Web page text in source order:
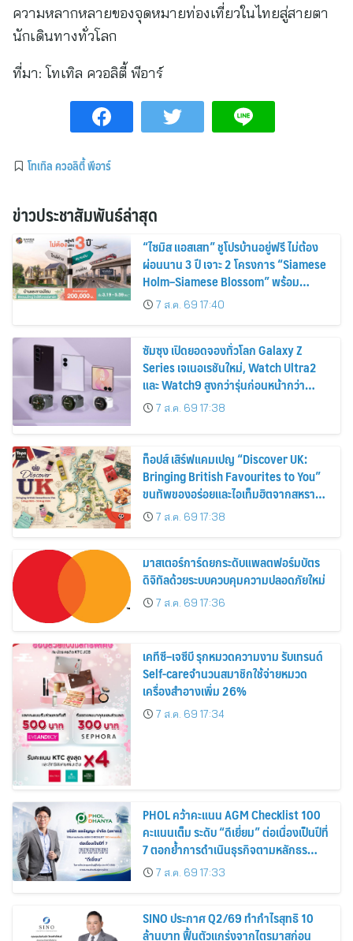
ความหลากหลายของจุดหมายท่องเที่ยวในไทยสู่สายตา
นักเดินทางทั่วโลก
ที่มา: โทเทิล ควอลิตี้ พีอาร์
โทเทิล ควอลิตี้ พีอาร์
ข่าวประชาสัมพันธ์ล่าสุด
“ไซมิส แอสเสท” ชูโปรบ้านอยู่ฟรี ไม่ต้อง
ผ่อนนาน 3 ปี เจาะ 2 โครงการ “Siamese
Holm–Siamese Blossom” พร้อม
ส่วนลดและสิทธิพิเศษถึง 31 สิงหาคม
2569
7 ส.ค. 69 17:40
ซัมซุง เปิดยอดจองทั่วโลก Galaxy Z
Series เจเนอเรชันใหม่, Watch Ultra2
และ Watch9 สูงกว่ารุ่นก่อนหน้ากว่า
30%7 ส.ค. 69 17:38
ท็อปส์ เสิร์ฟแคมเปญ “Discover UK:
Bringing British Favourites to You”
ขนทัพของอร่อยและไอเท็มฮิตจากสหราช
อาณาจักร ส่งตรงถึงมือตั้งแต่วันนี้ – 18
สิงหาคมนี้
7 ส.ค. 69 17:38
มาสเตอร์การ์ดยกระดับแพลตฟอร์มบัตร
ดิจิทัลด้วยระบบควบคุมความปลอดภัยใหม่
7 ส.ค. 69 17:36
เคทีซี–เจซีบี รุกหมวดความงาม รับเทรนด์
Self-careจำนวนสมาชิกใช้จ่ายหมวด
เครื่องสำอางเพิ่ม 26%
7 ส.ค. 69 17:34
PHOL คว้าคะแนน AGM Checklist 100
คะแนนเต็ม ระดับ “ดีเยี่ยม” ต่อเนื่องเป็นปีที่
7 ตอกย้ำการดำเนินธุรกิจตามหลักธร
รมาภิบาล โปร่งใส สร้างความเชื่อมั่นผู้ถือ
หุ้น
7 ส.ค. 69 17:33
SINO ประกาศ Q2/69 ทำกำไรสุทธิ 10
ล้านบาท ฟื้นตัวแกร่งจากไตรมาสก่อน